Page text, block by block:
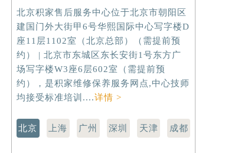
北京积家售后服务中心位于北京市朝阳区
建国门外大街甲6号华熙国际中心写字楼D
座11层1102室（北京总部）（需提前预
约） | 北京市东城区东长安街1号东方广
场写字楼W3座6层602室（需提前预
约），是积家维修保养服务网点,中心技师
均接受标准培训....详情 >
北京 上海 广州 深圳 天津 成都